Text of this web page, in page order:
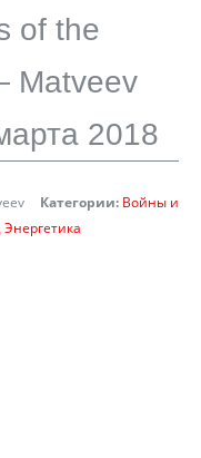
of the
Matveev
2018
Категории: Войны и
Энергетика